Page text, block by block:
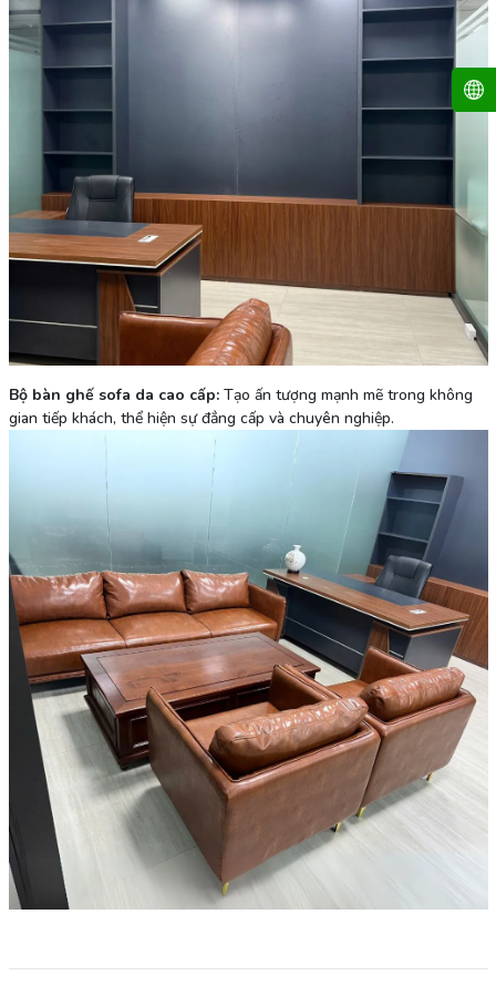
Bộ bàn ghế sofa da cao cấp:Tạo ấn tượng mạnh mẽ trong không
gian tiếp khách, thể hiện sự đẳng cấp và chuyên nghiệp.